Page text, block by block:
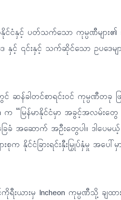
င်ငံနှင့် ပတ်သက်သော ကုမ္ပဏီများ၏
ေ နှင့် ၎င်းနှင့် သက်ဆိုင်သော ဥပဒေမ
ခါတင်စာရင်းဝင် ကုမ္ပဏီတခု ဖြ
က “မြန်မာနိုင်ငံမှာ အခွင့်အလမ်းတွေ
အဆောက် အဦးတွေပါ။ ဒါပေ
က နိုင်ငံခြားရင်းနှီးမြှုပ်နှံမှု အပ
ားမှ Incheon ကုမ္ပဏီသို့ ချထာ